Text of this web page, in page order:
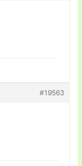
#19563